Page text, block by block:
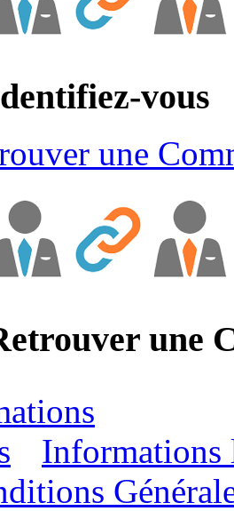
vous
une
une
Informations